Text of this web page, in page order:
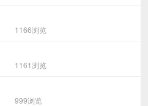
1166浏览
1161浏览
999浏览